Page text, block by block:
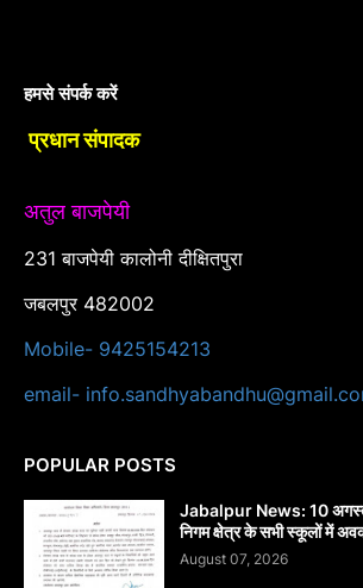
हमसे संपर्क करें
प्रधान संपादक
अतुल बाजपेयी
231 बाजपेयी कालोनी दीक्षितपुरा
जबलपुर 482002
Mobile- 9425154213
email-
POPULAR POSTS
Jabalpur News: 10
निगम क्षेत्र के सभी स्कूलों में
August 07, 2026